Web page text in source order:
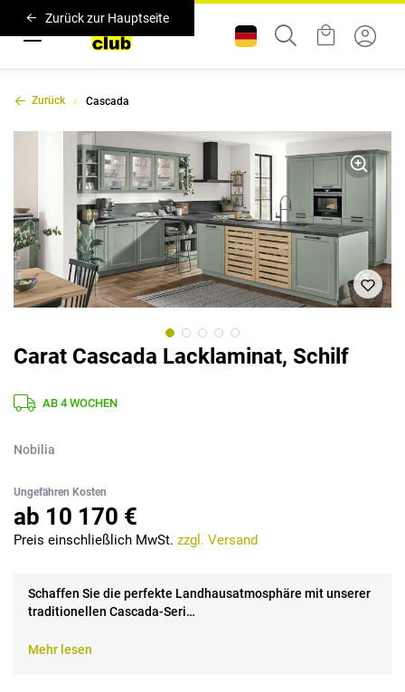
Zurück zur Hauptseite
Zurück Cascada
Carat Cascada Lacklaminat, Schilf
AB 4 WOCHEN
Nobilia
Ungefähren Kosten
ab 10 170 €
Preis einschließlich MwSt. zzgl. Versand
Schaffen Sie die perfekte Landhausatmosphäre mit unserer
traditionellen Cascada-Seri…
Mehr lesen